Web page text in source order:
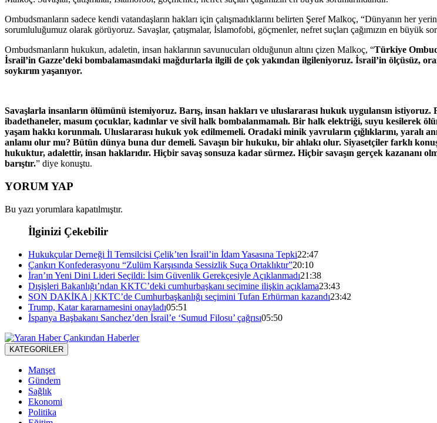
Ombudsmanların sadece kendi vatandaşların hakları için çalışmadıklarını belirten Şeref Malkoç, “Dünyanın her
sorumluluğumuz olarak görüyoruz. Savaşlar, çatışmalar, İslamofobi, göçmenler, nefret suçları çağımızın en büyük
Ombudsmanların hukukun, adaletin, insan haklarının savunucuları olduğunun altını çizen Malkoç, “Türkiye
İsrail’in Gazze’deki bombalamasındaki mağdurlarla ilgili de çok yakından ilgileniyoruz. İsrail’in ölçüsüz,
soykırım yaşanıyor.
Savaşlarla insanların ölümünü istemiyoruz. Barış, insan hakları ve uluslararası hukuk uygulansın
ibadethaneler, masum çocuklar, kadınlar ve sivil halk bombalanmamalı. Bir halk elektriği, suyu kesilerek
yaşam hakkı korunmalı. Uluslararası hukuk yok edilmemeli. Oradaki minik yavruların çığlıklarını, yaralı
anlamı olur mu? Bütün dünya buna dur demeli. Savaşın bir hukuku, bir ahlakı olur. Siyasetçiler farklı
hukuktur, adalettir, insan haklarıdır. Hiçbir savaş sonsuza kadar sürmez. Hiçbir savaşın gerçek kazananı
barıştır.” diye konuştu.
YORUM YAP
Bu yazı yorumlara kapatılmıştır.
İlginizi Çekebilir
Hukukçular Derneği İl Temsilcisi Çelik’ten İsrail’in İdam Yasasına Tepki22:47
Çankırı Konfederasyonu “Zulüm Karşısında Sessizlik Suça Ortaklıktır”20:10
İran’ın Yeni Dini Lideri Seçildi: İsim Güvenlik Gerekçesiyle Açıklanmadı21:38
Dışişleri Bakanlığı’ndan KKTC’deki cumhurbaşkanı seçimine ilişkin açıklama23:43
SON DAKİKA | KKTC’de Cumhurbaşkanlığı seçimini Tufan Erhürman kazandı23:42
Trump, Katar kararnamesini onayladı05:51
İspanya Başbakanı Sanchez’den İsrail’e ‘Sumud Filosu’ çağrısı05:50
KATEGORİLER
Manşet
Gündem
Sağlık
Ekonomi
Politika